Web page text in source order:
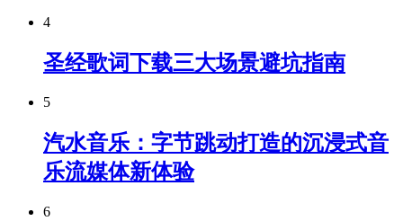
4
圣经歌词下载三大场景避坑指南
5
汽水音乐：字节跳动打造的沉浸式音
乐流媒体新体验
6